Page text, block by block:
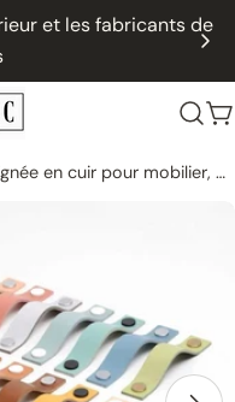
et les fabricants de
Poignée en cuir pour mobilier, modèle « STRAIGHT »